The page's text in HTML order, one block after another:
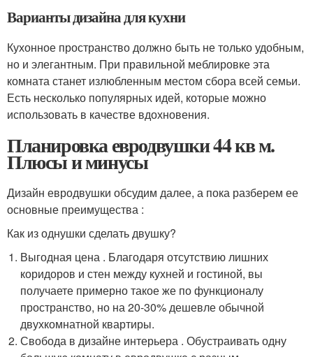
Варианты дизайна для кухни
Кухонное пространство должно быть не только удобным,
но и элегантным. При правильной меблировке эта
комната станет излюбленным местом сбора всей семьи.
Есть несколько популярных идей, которые можно
использовать в качестве вдохновения.
Планировка евродвушки 44 кв м.
Плюсы и минусы
Дизайн евродвушки обсудим далее, а пока разберем ее
основные преимущества :
Как из однушки сделать двушку?
Выгодная цена . Благодаря отсутствию лишних
коридоров и стен между кухней и гостиной, вы
получаете примерно такое же по функционалу
пространство, но на 20-30% дешевле обычной
двухкомнатной квартиры.
Свобода в дизайне интерьера . Обустраивать одну